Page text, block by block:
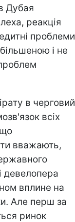
Дубая
реакція
проблеми
і не
в черговий
всіх
вважають,
девелопера
вплине на
Але перш за
ринок